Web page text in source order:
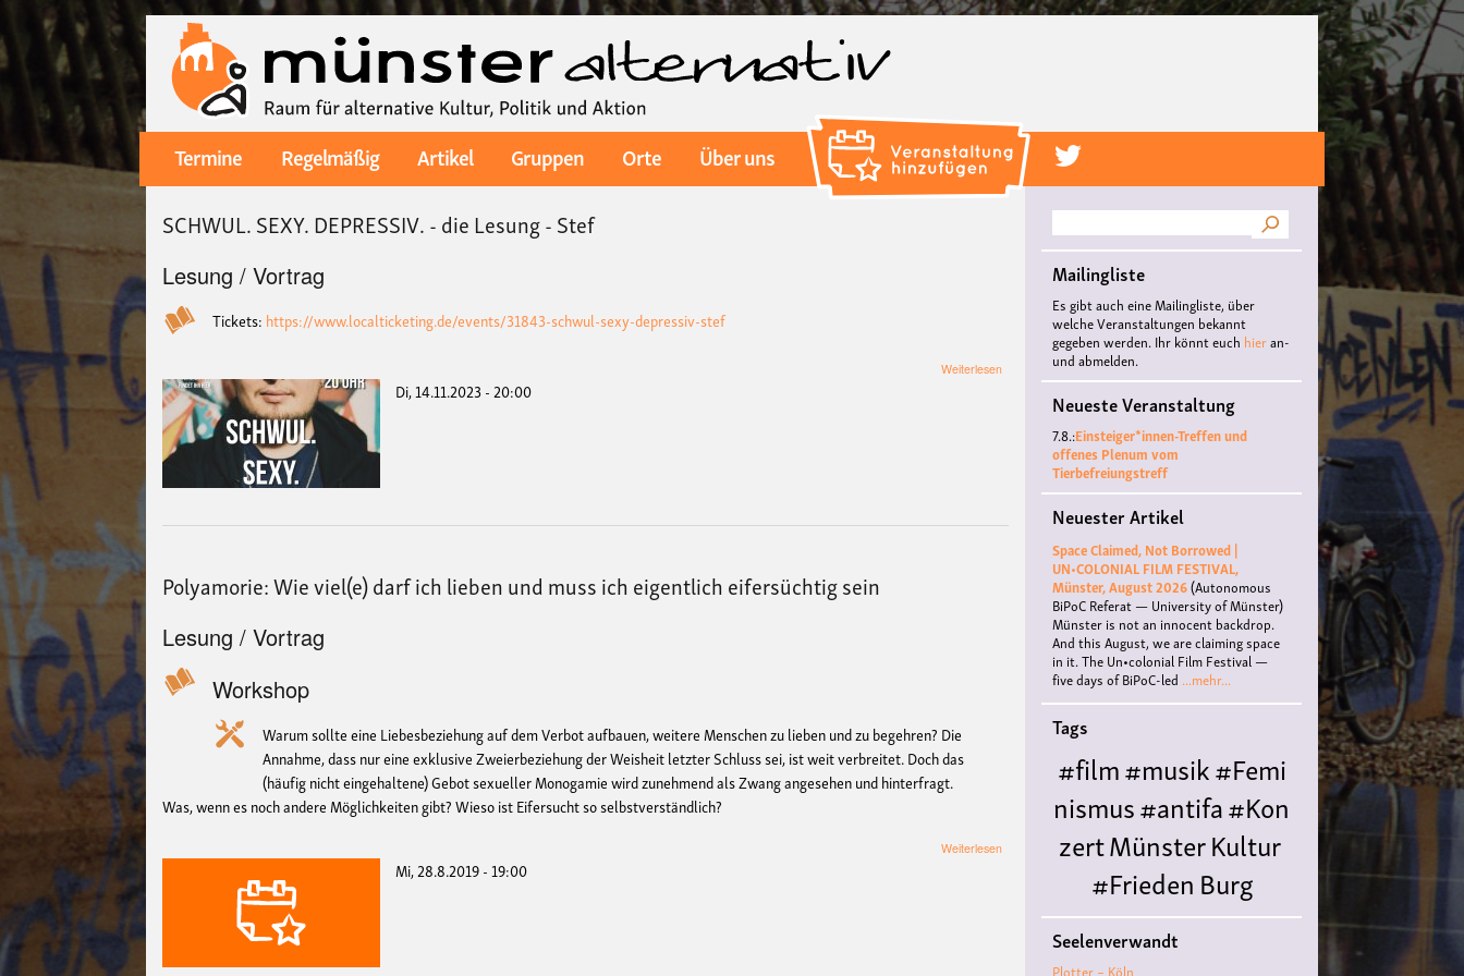
Inhalt
Main
navigation
Termine Regelmäßig Artikel Gruppen Orte
Über uns
SCHWUL. SEXY. DEPRESSIV. - die Lesung - Stef
Lesung / Vortrag
Tickets: https://www.localticketing.de/events/31843-schwul-sexy-depressiv-stef
Weiterlesen
SCHWUL.
Di, 14.11.2023 - 20:00
Polyamorie: Wie viel(e) darf ich lieben und muss ich eigentlich eifersüchtig sein
Lesung / Vortrag
Workshop
Warum sollte eine Liebesbeziehung auf dem Verbot aufbauen, weitereMenschen zu lieben und zu begehren? Die
Annahme, dass nur eine exklusive Zweierbeziehung der Weisheit letzter Schluss sei, ist weit verbreitet. Doch das
(häufig nichteingehaltene) Gebot sexueller Monogamie wird zunehmend alsZwang angesehen und hinterfragt.
Was, wenn es noch andere Möglichkeiten gibt?Wieso ist Eifersucht so selbstverständlich?
Weiterlesen
Mi, 28.8.2019 - 19:00
Suche
Mailingliste
Es gibt auch eine Mailingliste, über
welche Veranstaltungen bekannt
gegeben werden. Ihr könnt euch hieran-
und abmelden.
Neueste Veranstaltung
7.8.:Einsteiger*innen-Treffen und
offenes Plenum vom
Tierbefreiungstreff
Neuester Artikel
Space Claimed, Not Borrowed |
UN•COLONIAL FILM FESTIVAL,
Münster, August 2026(Autonomous
BiPoC Referat — University of Münster)
Münster is not an innocent backdrop.
And this August, we are claiming space
in it. The Un•colonial Film Festival —
five days of BiPoC-led ...mehr...
Tags
#film#musik#Femi
nismus#antifa#Kon
zertMünsterKultur
#FriedenBurg
Hülshoffliteratur#
Queer#Workshop
Seelenverwandt
Plotter – Köln